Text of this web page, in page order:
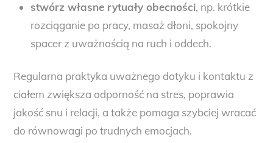
stwórz własne rytuały obecności, np. krótkie
rozciąganie po pracy, masaż dłoni, spokojny
spacer z uważnością na ruch i oddech.
Regularna praktyka uważnego dotyku i kontaktu z
ciałem zwiększa odporność na stres, poprawia
jakość snu i relacji, a także pomaga szybciej wracać
do równowagi po trudnych emocjach.